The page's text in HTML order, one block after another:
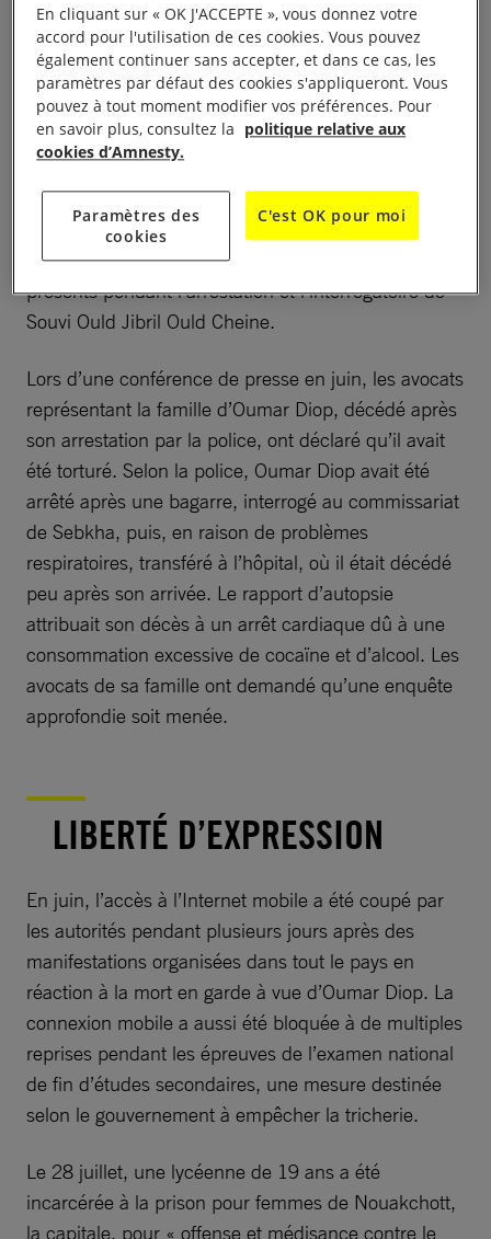
dette impayée, avant d’être placé en garde à vue. Il
a ensuite été transféré à l’hôpital Cheikh Zayed, où
son décès a été prononcé. Sa mort a d’abord été
attribuée à un arrêt cardiaque mais, à la suite de
manifestations, une autopsie réalisée sous l’égide du
ministère de la Santé a déterminé qu’elle était due à
une asphyxie traumatique par strangulation. Le
procureur de la République a ordonné l’arrestation
du commissaire et de l’ensemble des policiers
présents pendant l’arrestation et l’interrogatoire de
Souvi Ould Jibril Ould Cheine.
Lors d’une conférence de presse en juin, les avocats
représentant la famille d’Oumar Diop, décédé après
son arrestation par la police, ont déclaré qu’il avait
été torturé. Selon la police, Oumar Diop avait été
arrêté après une bagarre, interrogé au commissariat
de Sebkha, puis, en raison de problèmes
respiratoires, transféré à l’hôpital, où il était décédé
peu après son arrivée. Le rapport d’autopsie
attribuait son décès à un arrêt cardiaque dû à une
consommation excessive de cocaïne et d’alcool. Les
avocats de sa famille ont demandé qu’une enquête
approfondie soit menée.
LIBERTÉ D’EXPRESSION
En juin, l’accès à l’Internet mobile a été coupé par
les autorités pendant plusieurs jours après des
manifestations organisées dans tout le pays en
réaction à la mort en garde à vue d’Oumar Diop. La
connexion mobile a aussi été bloquée à de multiples
reprises pendant les épreuves de l’examen national
de fin d’études secondaires, une mesure destinée
selon le gouvernement à empêcher la tricherie.
Le 28 juillet, une lycéenne de 19 ans a été
incarcérée à la prison pour femmes de Nouakchott,
la capitale, pour « offense et médisance contre le
En cliquant sur « OK J'ACCEPTE », vous donnez votre
accord pour l'utilisation de ces cookies. Vous pouvez
également continuer sans accepter, et dans ce cas, les
paramètres par défaut des cookies s'appliqueront. Vous
pouvez à tout moment modifier vos préférences. Pour
en savoir plus, consultez la politique relative aux
cookies d’Amnesty.
Paramètres des
cookies
C'est OK pour moi